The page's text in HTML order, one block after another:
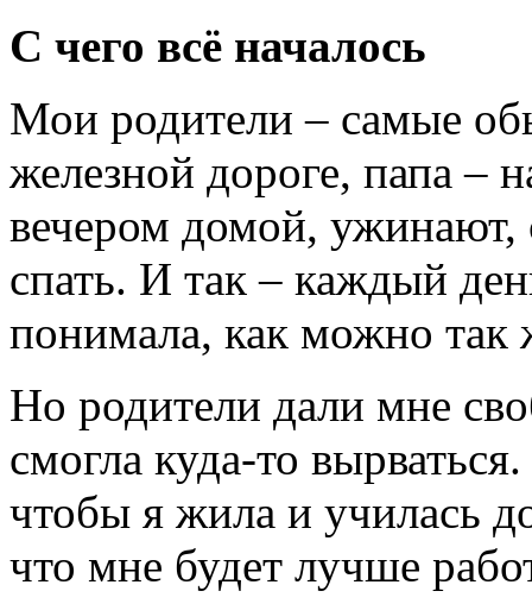
С чего всё началось
Мои родители – самые
железной дороге, папа –
вечером домой, ужинают,
спать. И так – каждый
понимала, как можно так
Но родители дали мне
смогла куда-то
чтобы я жила и училась
что мне будет лучше